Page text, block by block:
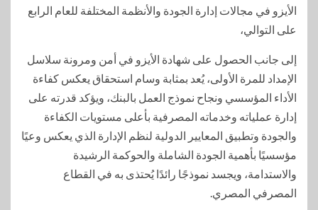
الأيزو في مجالات إدارة الجودة والأنظمة المختلفة للعام الرابع
على التوالي،
إلى جانب الحصول على شهادة الأيزو في أمن ومرونة سلاسل
الإمداد للمرة الأولى، يُعد بمثابة وسام استحقاق يعكس كفاءة
الأداء المؤسسي ونجاح نموذج العمل بالبنك، ويؤكد قدرته على
إدارة عملياته وخدماته المصرفية بأعلى مستويات الكفاءة
والجودة وتطبيق المعايير الدولية لنظم الإدارة الذي يعكس وعيًا
مؤسسيًا بأهمية الجودة الشاملة والحوكمة الرشيدة
والاستدامة، ويجسد نموذجًا رائدًا يُحتذى به في القطاع
المصرفي المصري.